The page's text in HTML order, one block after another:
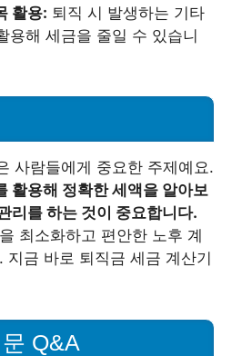
활용: 퇴직 시 발생하는 기타
용해 세금을 줄일 수 있습니
사람들에게 중요한 주제예요.
활용해 정확한 세액을 알아보
리를 하는 것이 중요합니다.
최소화하고 편안한 노후 계
지금 바로 퇴직금 세금 계산기
Q&A